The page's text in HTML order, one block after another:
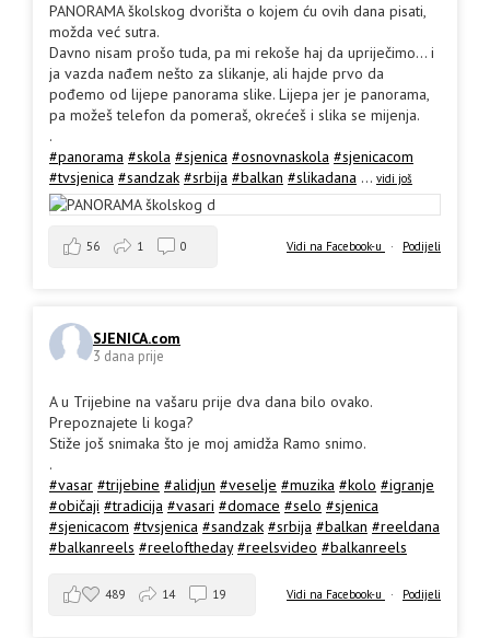
PANORAMA školskog dvorišta o kojem ću ovih dana pisati,
možda već sutra.
Davno nisam prošo tuda, pa mi rekoše haj da upriječimo... i
ja vazda nađem nešto za slikanje, ali hajde prvo da
pođemo od lijepe panorama slike. Lijepa jer je panorama,
pa možeš telefon da pomeraš, okrećeš i slika se mijenja.
.
#panorama #skola #sjenica #osnovnaskola #sjenicacom
#tvsjenica #sandzak #srbija #balkan #slikadana ... vidi još
Vidi na Facebook-u · Podijeli
56 1 0
SJENICA.com
3 dana prije
A u Trijebine na vašaru prije dva dana bilo ovako.
Prepoznajete li koga?
Stiže još snimaka što je moj amidža Ramo snimo.
.
#vasar #trijebine #alidjun #veselje #muzika #kolo #igranje
#običaji #tradicija #vasari #domace #selo #sjenica
#sjenicacom #tvsjenica #sandzak #srbija #balkan #reeldana
#balkanreels #reeloftheday #reelsvideo #balkanreels
Vidi na Facebook-u · Podijeli
489 14 19